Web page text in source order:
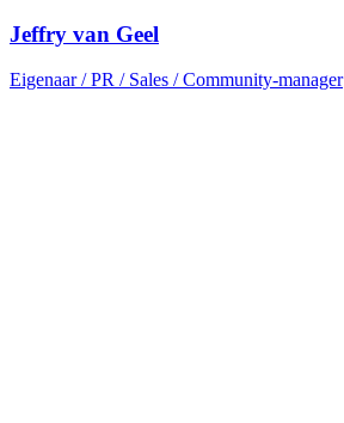
Jeffry van Geel
Eigenaar / PR / Sales / Community-manager